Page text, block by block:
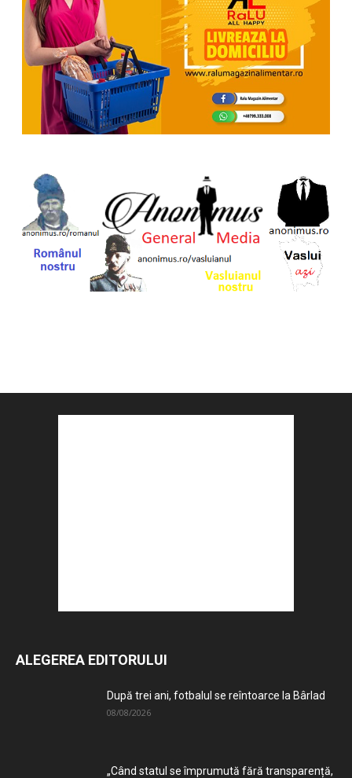
ALEGEREA EDITORULUI
După trei ani, fotbalul se reîntoarce la Bârlad
08/08/2026
„Când statul se împrumută fără transparență,